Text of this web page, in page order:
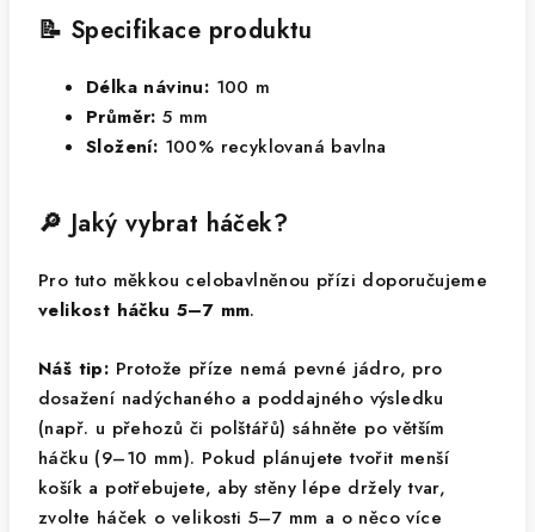
📝 Specifikace produktu
Délka návinu: 100 m
Průměr: 5 mm
Složení: 100% recyklovaná bavlna
🔎 Jaký vybrat háček?
Pro tuto měkkou celobavlněnou přízi doporučujeme
velikost háčku 5–7 mm.
Náš tip: Protože příze nemá pevné jádro, pro
dosažení nadýchaného a poddajného výsledku
(např. u přehozů či polštářů) sáhněte po větším
háčku (9–10 mm). Pokud plánujete tvořit menší
košík a potřebujete, aby stěny lépe držely tvar,
zvolte háček o velikosti 5–7 mm a o něco více